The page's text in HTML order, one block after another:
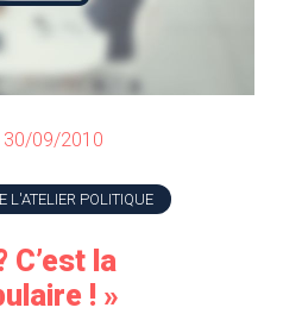
30/09/2010
L'ATELIER POLITIQUE
C’est la
! »